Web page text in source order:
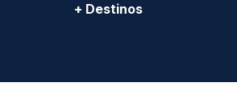
+ Destinos